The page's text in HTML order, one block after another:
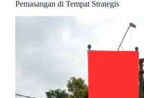
Pemasangan di Tempat Strategis